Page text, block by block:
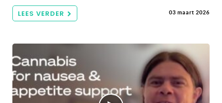
LEES VERDER 03 maart 2026